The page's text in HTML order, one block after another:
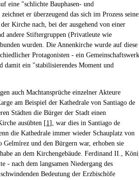
eine "schlichte Bauphasen- und
er überzeugend das sich im Prozess
Kirche nach, bei der ausgehend von einer
andere Stiftergruppen (Privatleute wie
wurden. Die Annenkirche wurde auf diese
Protagonisten - ein Gemeinschaftswerk
damit ein "stabilisierendes Moment und
auch Machtansprüche einzelner Akteure
am Beispiel der Kathedrale von Santiago de
Städten die Bürger der Stadt einen
ausübten [1], war dies in Santiago de
die Kathedrale immer wieder Schauplatz von
und den Bürgern war, erhoben sie
an dem Kirchengebäude. Ferdinand II.,
- nach dem langsamen Niedergang des
Bedeutung der Erzbischöfe